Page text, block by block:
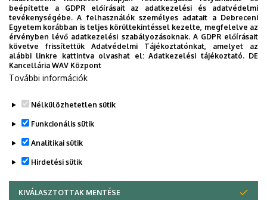
Időpont: 2022. május 26-27.
Dokumentumok
program
(780.87 KB)
Last update: 2022. 05. 18. 08:38
beépítette a GDPR előírásait az adatkezelési és adatvédelmi
tevékenységébe. A felhasználók személyes adatait a Debreceni
Egyetem korábban is teljes körültekintéssel kezelte, megfelelve az
érvényben lévő adatkezelési szabályozásoknak. A GDPR előírásait
követve frissítettük Adatvédelmi Tájékoztatónkat, amelyet az
alábbi linkre kattintva olvashat el:Adatkezelési tájékoztató. DE
Kancellária WAV Központ
További információk
Nélkülözhetetlen sütik
Funkcionális sütik
Analitikai sütik
Hirdetési sütik
KIVÁLASZTOTTAK MENTÉSE
WITHDRAW CONSENT